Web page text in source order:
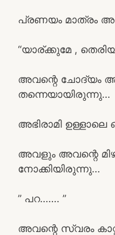
പ്രണയം മാത്രം
“യാര്ക്കുമേ ,
അവന്റെ ചോദ്യം
തന്നെയായിരുന്നു…
അഭിരാമി
അവളും അവന്റെ
നോക്കിയിരുന്നു…
” പറ……. ”
അവന്റെ സ്വരം